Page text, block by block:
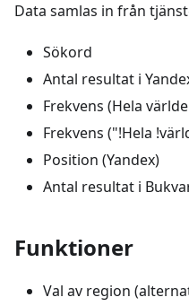
Data samlas in från
Sökord
Antal resultat i
Frekvens (Hela
Frekvens ("!Hela
Position (Yandex)
Antal resultat i
Funktioner
Val av region